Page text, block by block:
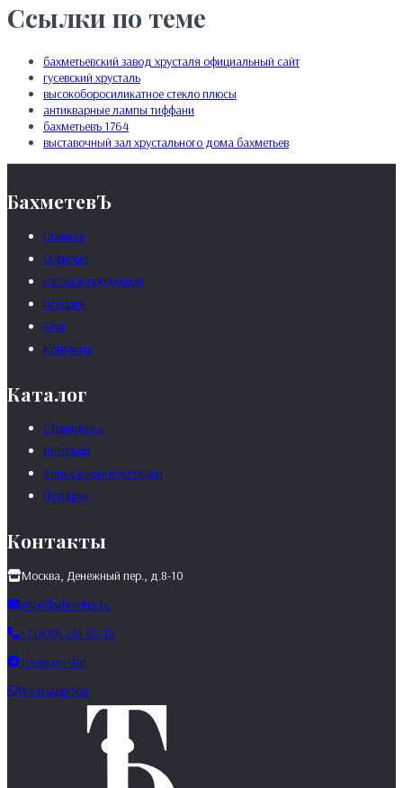
Ссылки по теме
бахметьевский завод хрусталя официальный сайт
гусевский хрусталь
высокоборосиликатное стекло плюсы
антикварные лампы тиффани
бахметьевъ 1764
выставочный зал хрустального дома бахметьев
БахметевЪ
Главная
О фирме
Каталог продукции
История
Блог
Контакты
Каталог
Сервировка
Интерьер
Уникальные коллекции
Подарки
Контакты
Москва, Денежный пер., д.8-10
info@bahmetev.ru
+7 (499) 241-02-15
Telegram Чат
Whatsapp Чат